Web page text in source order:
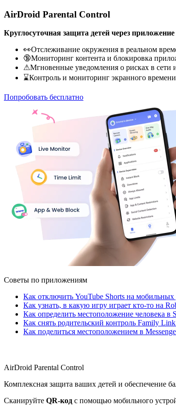
AirDroid Parental Control
Круглосуточная защита детей через приложение
👀Отслеживание окружения в реальном
🔞Мониторинг контента и блокировка
⚠Мгновенные уведомления о рисках в сети
⌛Контроль и мониторинг экранного времени
Попробовать бесплатно
Советы по приложениям
Как отключить YouTube Shorts на мобильных
Как узнать, в какую игру играет кто-то на
Как определить местоположение человека в
Как снять родительский контроль Family
Как поделиться местоположением в
AirDroid Parental Control
Комплексная защита ваших детей и обеспечение
Сканируйте QR-код с помощью мобильного